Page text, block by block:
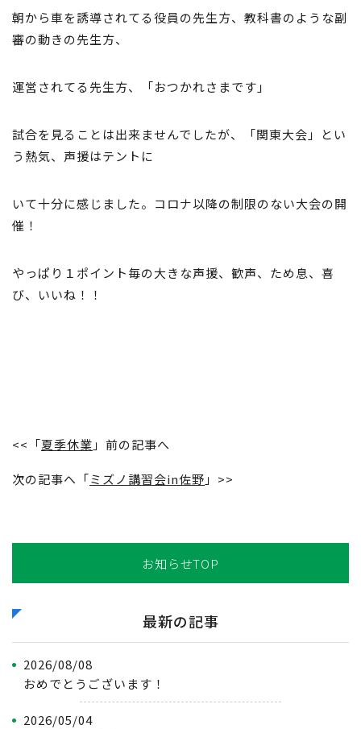
朝から車を誘導されてる役員の先生方、教科書のような副
審の動きの先生方、
運営されてる先生方、「おつかれさまです」
試合を見ることは出来ませんでしたが、「関東大会」とい
う熱気、声援はテントに
いて十分に感じました。コロナ以降の制限のない大会の開
催！
やっぱり１ポイント毎の大きな声援、歓声、ため息、喜
び、いいね！！
<<「夏季休業 」前の記事へ
次の記事へ「ミズノ講習会in佐野 」>>
お知らせTOP
最新の記事
2026/08/08
おめでとうございます！
2026/05/04